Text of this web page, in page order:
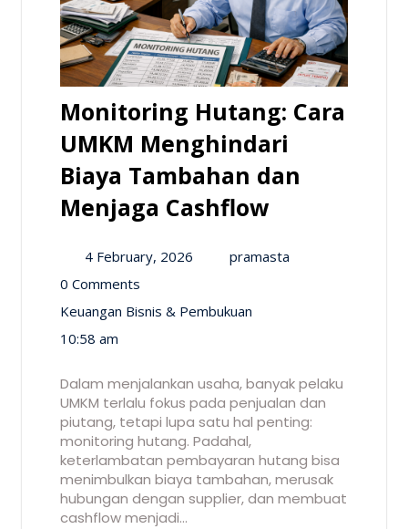
Monitoring Hutang: Cara
UMKM Menghindari
Biaya Tambahan dan
Menjaga Cashflow
4 February, 2026
pramasta
0 Comments
Keuangan Bisnis & Pembukuan
10:58 am
Dalam menjalankan usaha, banyak pelaku
UMKM terlalu fokus pada penjualan dan
piutang, tetapi lupa satu hal penting:
monitoring hutang. Padahal,
keterlambatan pembayaran hutang bisa
menimbulkan biaya tambahan, merusak
hubungan dengan supplier, dan membuat
cashflow menjadi…